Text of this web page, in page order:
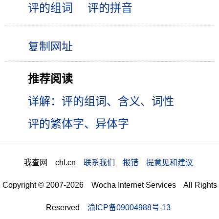
评的组词 评的拼音
推荐阅读
详解：评的组词、含义、词性
评的繁体字、异体字
我查网 chl.cn 联系我们 报错 提意见和建议
Copyright © 2007-2026 Wocha Internet Services All Rights
Reserved 渝ICP备09004988号-13